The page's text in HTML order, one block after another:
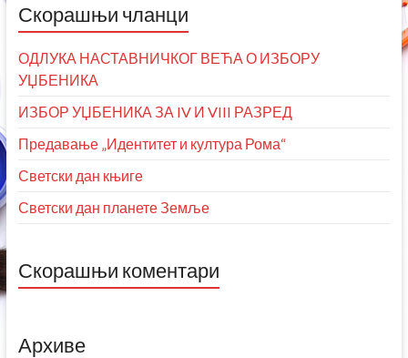
Скорашњи чланци
ОДЛУКА НАСТАВНИЧКОГ ВЕЋА О ИЗБОРУ
УЏБЕНИКА
ИЗБОР УЏБЕНИКА ЗА IV И VIII РАЗРЕД
Предавање „Идентитет и култура Рома“
Светски дан књиге
Светски дан планете Земље
Скорашњи коментари
Архиве